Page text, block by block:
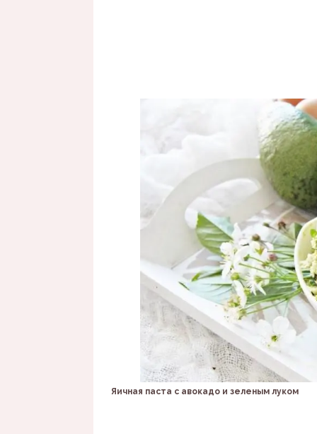
Яичная паста с авокадо и зеленым луком